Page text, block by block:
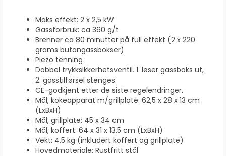
Maks effekt: 2 x 2,5 kW
Gassforbruk: ca 360 g/t
Brenner ca 80 minutter på full effekt (2 x 220
grams butangassbokser)
Piezo tenning
Dobbel trykksikkerhetsventil. 1. løser gassboks ut,
2. gasstilførsel stenges.
CE-godkjent etter de siste regelendringer.
Mål, kokeapparat m/grillplate: 62,5 x 28 x 13 cm
(LxBxH)
Mål, grillplate: 45 x 34 cm
Mål, koffert: 64 x 31 x 13,5 cm (LxBxH)
Vekt: 4,5 kg (inkludert koffert og grillplate)
Hovedmateriale: Rustfritt stål